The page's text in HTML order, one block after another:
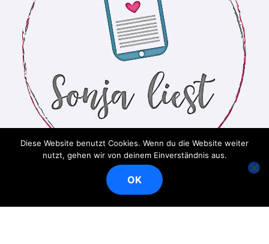
Ein Bücherblog
Diese Website benutzt Cookies. Wenn du die Website weiter
nutzt, gehen wir von deinem Einverständnis aus.
OK